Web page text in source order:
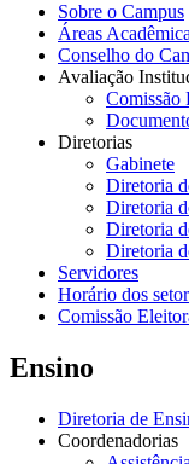
Sobre o Campus
Áreas
Conselho do
Avaliação
Comissão
Diretorias
Gabinete
Diretoria
Diretoria
Diretoria
Diretoria
Servidores
Horário dos
Comissão
Ensino
Diretoria de
Coordenadorias